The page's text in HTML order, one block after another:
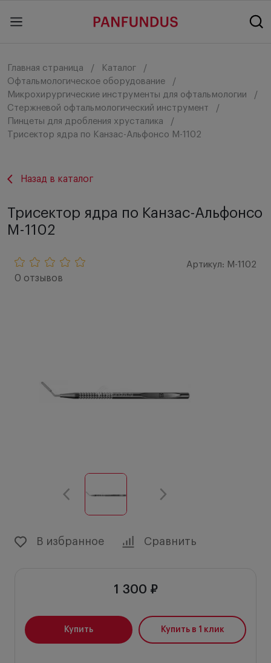
Главная страница
Каталог
Офтальмологическое оборудование
Микрохирургические инструменты для офтальмологии
Стержневой офтальмологический инструмент
Пинцеты для дробления хрусталика
Трисектор ядра по Канзас-Альфонсо M-1102
Назад в каталог
Трисектор ядра по Канзас-Альфонсо
M-1102
0 отзывов
Артикул: M-1102
В избранное Сравнить
1 300 ₽
Купить Купить в 1 клик